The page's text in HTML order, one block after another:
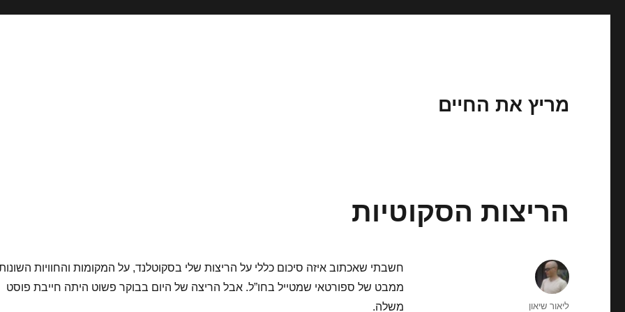
מריץ את החיים
הריצות הסקוטיות
חשבתי שאכתוב איזה סיכום כללי על הריצות שלי בסקוטלנד, על המקומות והחוויות
ממבט של ספורטאי שמטייל בחו”ל. אבל הריצה של היום בבוקר פשוט היתה חייבת פוסט
משלה.
מחבר
ליאור שיאון